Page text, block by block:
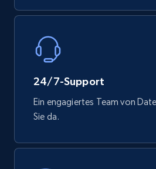
24/7-Support
Ein engagiertes Team von
Sie da.